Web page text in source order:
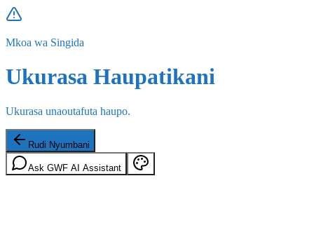
Mkoa wa Singida
Ukurasa Haupatikani
Ukurasa unaoutafuta haupo.
Rudi Nyumbani
Ask GWF AI Assistant